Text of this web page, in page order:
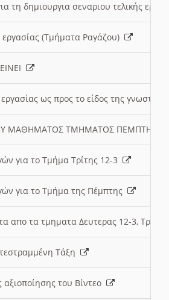
τη δημιουργια σεναριου τελικής
(Τμήματα Ραγάζου)
εργασίας ως προς το είδος της
ΜΑΘΗΜΑΤΟΣ ΤΜΗΜΑΤΟΣ
για το Τμήμα Τρίτης 12-3
για το Τμήμα της Πέμπτης
απο τα τμηματα Δευτερας 12-3,
Τάξη
αξιοποίησης του Βίντεο